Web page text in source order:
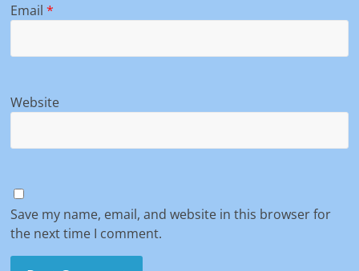
Email*
Website
Save my name, email, and website in this browser for
the next time I comment.